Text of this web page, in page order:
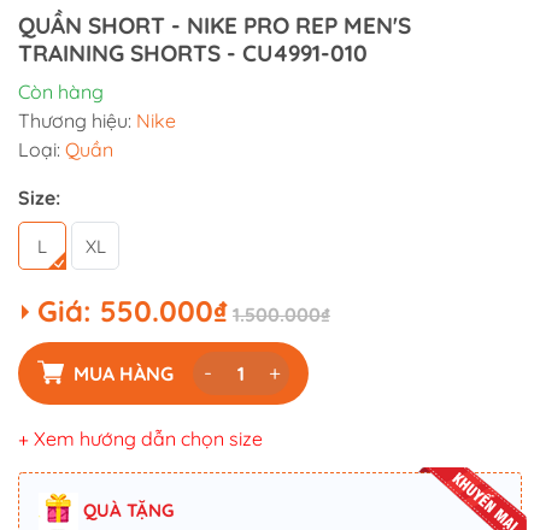
QUẦN SHORT - NIKE PRO REP MEN'S
TRAINING SHORTS - CU4991-010
Còn hàng
Thương hiệu: Nike
Loại: Quần
Size:
L XL
Giá: 550.000₫ 1.500.000₫
MUA HÀNG - +
+ Xem hướng dẫn chọn size
QUÀ TẶNG